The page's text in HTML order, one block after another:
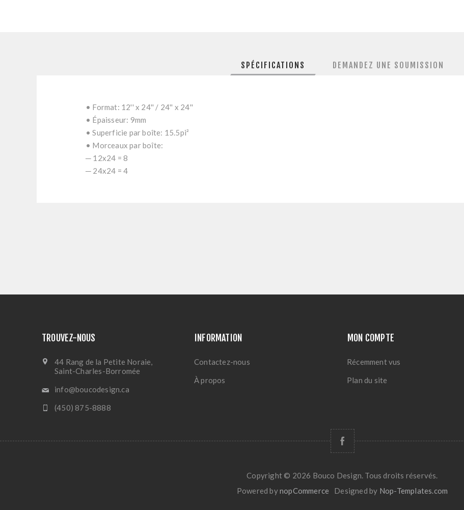
SPÉCIFICATIONS DEMANDEZ UNE SOUMISSION
• Format: 12'' x 24'' / 24'' x 24''
• Épaisseur: 9mm
• Superficie par boîte: 15.5pi²
• Morceaux par boîte:
─ 12x24 = 8
─ 24x24 = 4
TROUVEZ-NOUS
44 Rang de la Petite Noraie,
Saint-Charles-Borromée
info@boucodesign.ca
(450) 875-8888
INFORMATION
Contactez-nous
À propos
MON COMPTE
Récemment vus
Plan du site
Copyright © 2026 Bouco Design. Tous droits réservés.
Powered bynopCommerce Designed by Nop-Templates.com